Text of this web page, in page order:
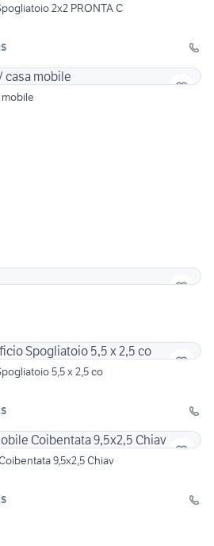
2x2 PRONTA C
5,5 x 2,5 co
9,5x2,5 Chiav